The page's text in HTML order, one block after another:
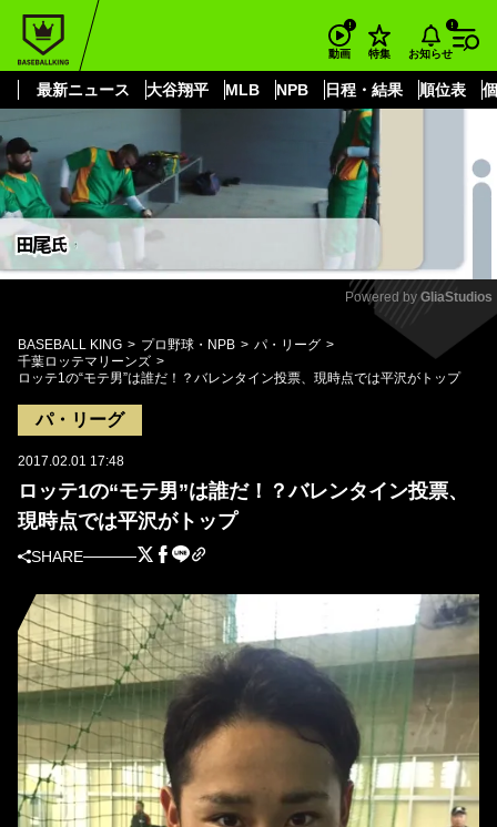
動画 特集 お知らせ
最新ニュース 大谷翔平 MLB NPB 日程・結果 順位表
もっと見る
Mute
Powered by GliaStudios
BASEBALL KING プロ野球・NPB
パ・リーグ
千葉ロッテマリーンズ
ロッテ1の“モテ男”は誰だ！？バレンタイン投票、現時点では平沢がトップ
パ・リーグ
2017.02.01 17:48
ロッテ1の“モテ男”は誰だ！？バレンタイン投票、
現時点では平沢がトップ
SHARE